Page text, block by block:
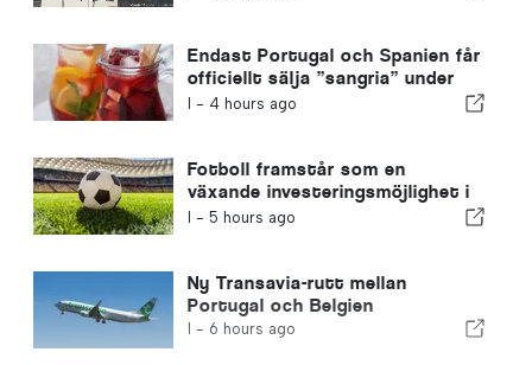
Endast Portugal och Spanien får
officiellt sälja ”sangria” under
det namnet
I - 4 hours ago
Fotboll framstår som en
växande investeringsmöjlighet i
hela Europa
I - 5 hours ago
Ny Transavia-rutt mellan
Portugal och Belgien
I - 6 hours ago